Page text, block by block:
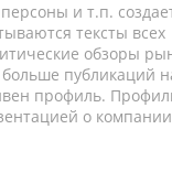
и т.п.
тексты всех
обзоры
публикаций
профиль.
о